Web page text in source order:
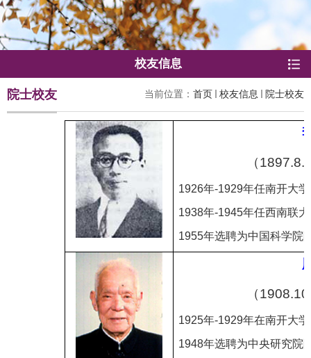
校友信息
当前位置： 首页 校友信息 院士校友
院士校友
（
1926年-1929年任南开大
1938年-1945年任西南联
1955年选聘为中国科学院
（
1925年-1929年在南开大
1948年选聘为中央研究院